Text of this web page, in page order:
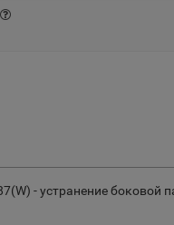
- устранение боковой